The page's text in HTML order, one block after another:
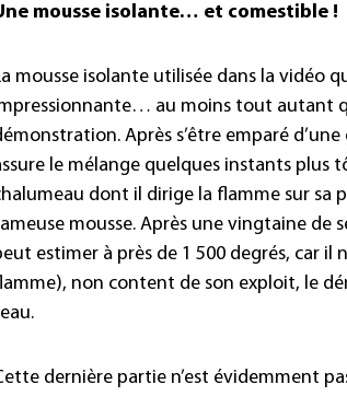
mousse isolante… et comestible !
mousse isolante utilisée dans la vidéo
au moins tout autant
Après s’être emparé
le mélange quelques instants
dont il dirige la flamme sur sa
mousse. Après une vingtaine de
estimer à près de 1 500 degrés, car il
non content de son exploit, le
dernière partie n’est évidemment